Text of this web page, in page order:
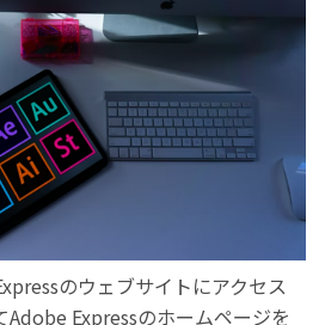
のウェブサイトにアクセス
Expressのホームページを